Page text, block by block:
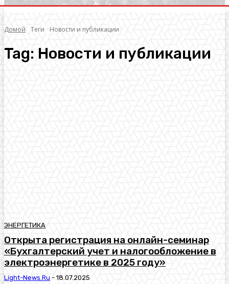
Домой Теги Новости и публикации
Tag: Новости и публикации
ЭНЕРГЕТИКА
Открыта регистрация на онлайн-семинар
«Бухгалтерский учет и налогообложение в
электроэнергетике в 2025 году»
Light-News.ru - 18.07.2025